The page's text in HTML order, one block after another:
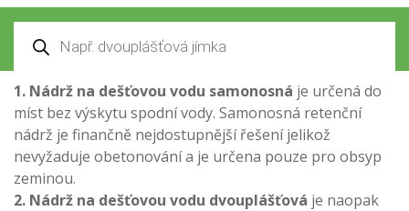
Products
search
pomůže ušetřit finance vynaložené na provoz
hlavních konstrukčních kategorií.
1. Nádrž na dešťovou vodu samonosná je určená do
míst bez výskytu spodní vody. Samonosná retenční
nádrž je finančně nejdostupnější řešení jelikož
nevyžaduje obetonování a je určena pouze pro obsyp
zeminou.
2. Nádrž na dešťovou vodu dvouplášťová je naopak